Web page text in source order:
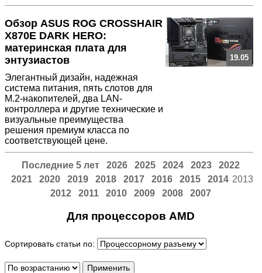
Обзор ASUS ROG CROSSHAIR
X870E DARK HERO:
материнская плата для
энтузиастов
Элегантный дизайн, надежная
система питания, пять слотов для
M.2-накопителей, два LAN-
контроллера и другие технические и
визуальные преимущества
решения премиум класса по
соответствующей цене.
19.05
Последние 5 лет 2026 2025 2024 2023
2022
2021
2020 2019 2018 2017 2016 2015 2014 2013
2012
2011 2010 2009 2008 2007
Для процессоров AMD
Сортировать статьи по: